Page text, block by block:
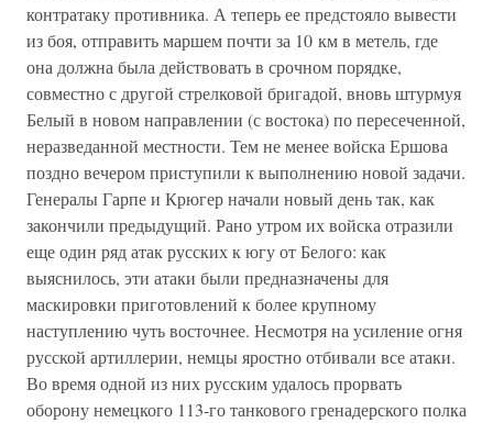
контратаку противника. А теперь ее предстояло вывести
из боя, отправить маршем почти за 10 км в метель, где
она должна была действовать в срочном порядке,
совместно с другой стрелковой бригадой, вновь штурмуя
Белый в новом направлении (с востока) по пересеченной,
неразведанной местности. Тем не менее войска Ершова
поздно вечером приступили к выполнению новой задачи.
Генералы Гарпе и Крюгер начали новый день так, как
закончили предыдущий. Рано утром их войска отразили
еще один ряд атак русских к югу от Белого: как
выяснилось, эти атаки были предназначены для
маскировки приготовлений к более крупному
наступлению чуть восточнее. Несмотря на усиление огня
русской артиллерии, немцы яростно отбивали все атаки.
Во время одной из них русским удалось прорвать
оборону немецкого 113-го танкового гренадерского полка